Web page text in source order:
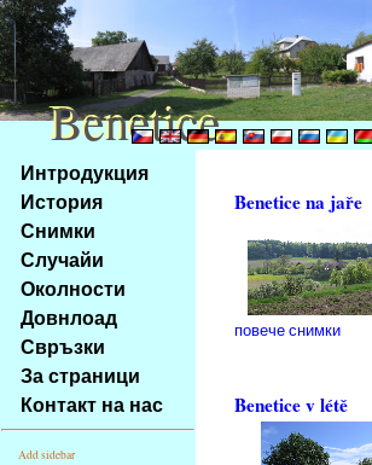
Na
obsah
stránky
Klávesové
zkratky
tomto
webu
základní
Hlavní
strana
Интродукция
История
Снимки
Случайи
Околности
Довнлоад
Свръзки
За страници
Контакт на нас
Add sidebar
Benetice na jaře
повече снимки
Benetice v létě
Benetice
Benetice